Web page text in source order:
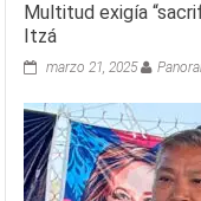
Multitud exigía
Itzá
marzo 21, 2025